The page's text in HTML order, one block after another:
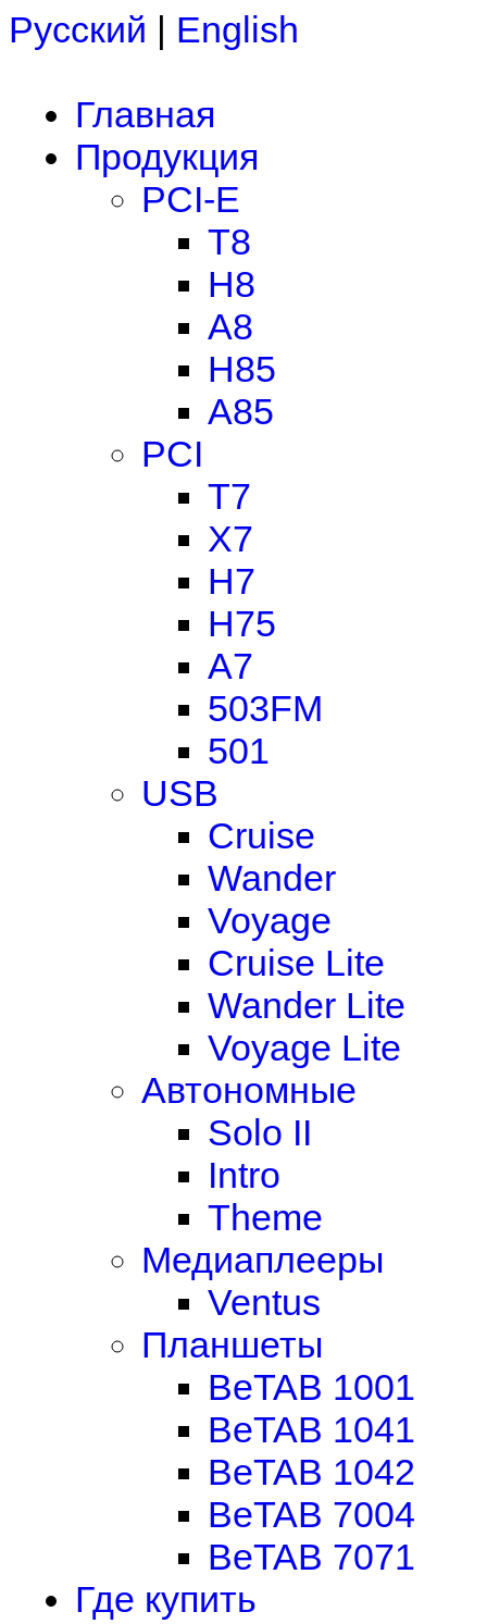
Русский | English
Главная
Продукция
PCI-E
T8
H8
A8
H85
A85
PCI
T7
X7
H7
H75
A7
503FM
501
USB
Cruise
Wander
Voyage
Cruise Lite
Wander Lite
Voyage Lite
Автономные
Solo II
Intro
Theme
Медиаплееры
Ventus
Планшеты
BeTAB 1001
BeTAB 1041
BeTAB 1042
BeTAB 7004
BeTAB 7071
Где купить